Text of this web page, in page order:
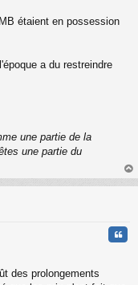
étaient en possession
a du restreindre
une partie de la
une partie du
au
des prolongements